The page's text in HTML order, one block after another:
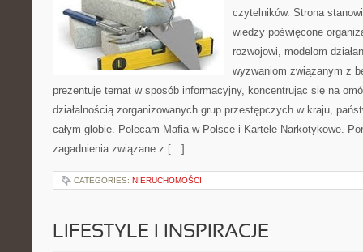
czytelników. Strona
wiedzy poświęcone
rozwojowi, modelom
wyzwaniom związanym z
prezentuje temat w sposób informacyjny, koncentrując się na
działalnością zorganizowanych grup przestępczych w kraju,
całym globie. Polecam Mafia w Polsce i Kartele Narkotykowe.
zagadnienia związane z […]
CATEGORIES: NIERUCHOMOŚCI
LIFESTYLE I INSPIRACJE